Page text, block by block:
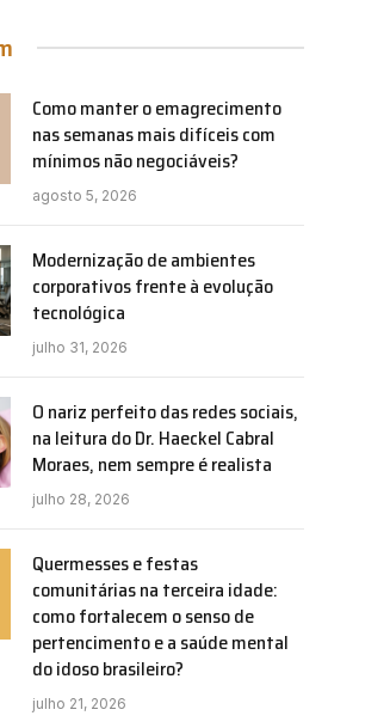
Como manter o emagrecimento
nas semanas mais difíceis com
mínimos não negociáveis?
agosto 5, 2026
Modernização de ambientes
corporativos frente à evolução
tecnológica
julho 31, 2026
O nariz perfeito das redes sociais,
na leitura do Dr. Haeckel Cabral
Moraes, nem sempre é realista
julho 28, 2026
Quermesses e festas
comunitárias na terceira idade:
como fortalecem o senso de
pertencimento e a saúde mental
do idoso brasileiro?
julho 21, 2026